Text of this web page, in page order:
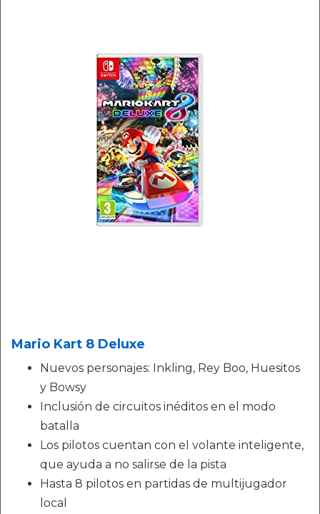
Mario Kart 8 Deluxe
Nuevos personajes: Inkling, Rey Boo, Huesitos
y Bowsy
Inclusión de circuitos inéditos en el modo
batalla
Los pilotos cuentan con el volante inteligente,
que ayuda a no salirse de la pista
Hasta 8 pilotos en partidas de multijugador
local